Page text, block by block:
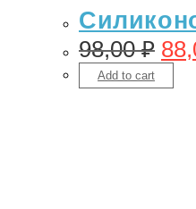
98,00₽
Add to cart